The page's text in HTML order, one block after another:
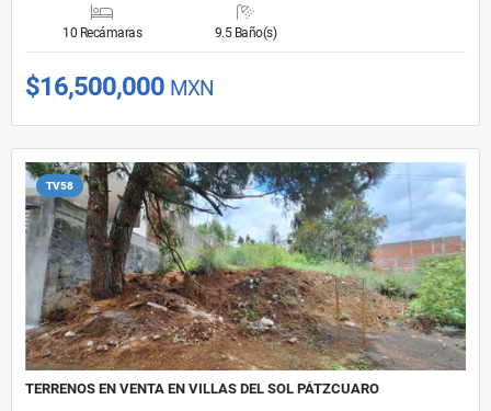
10 Recámaras 9.5 Baño(s)
$16,500,000 MXN
TV58
TERRENOS EN VENTA EN VILLAS DEL SOL PÁTZCUARO